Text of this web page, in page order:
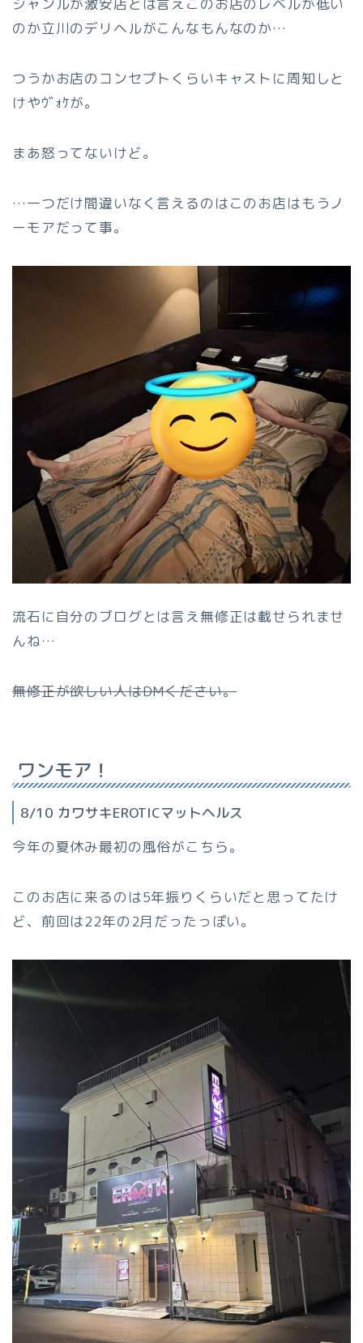
ジャンルが激安店とは言えこのお店のレベルが低い
のか立川のデリヘルがこんなもんなのか…
つうかお店のコンセプトくらいキャストに周知しと
けやｳﾞｫｹが。
まあ怒ってないけど。
…一つだけ間違いなく言えるのはこのお店はもうノ
ーモアだって事。
流石に自分のブログとは言え無修正は載せられませ
んね…
無修正が欲しい人はDMください。
ワンモア！
8/10 カワサキEROTICマットヘルス
今年の夏休み最初の風俗がこちら。
このお店に来るのは5年振りくらいだと思ってたけ
ど、前回は22年の2月だったっぽい。